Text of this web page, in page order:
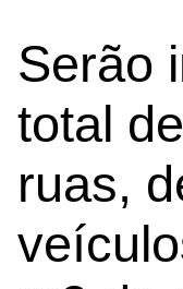
Serão
total
ruas,